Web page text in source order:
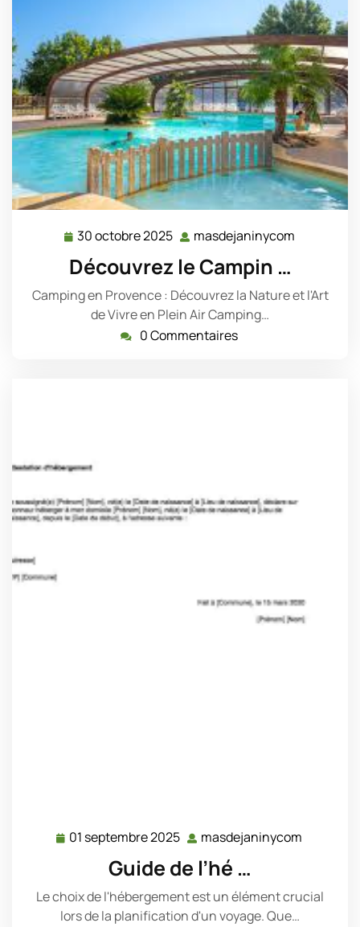
30 octobre 2025 30
octobre
2025
masdejaninycom
Découvrez le Campin …
Camping en Provence : Découvrez la Nature et l'Art
de Vivre en Plein Air Camping…
0 Commentaires
01 septembre 2025 01
septembre
2025
masdejaninycom
Guide de l’hé …
Le choix de l'hébergement est un élément crucial
lors de la planification d'un voyage. Que…